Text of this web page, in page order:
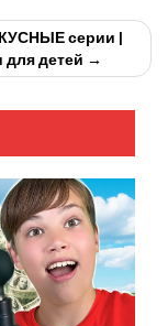
серии |
для детей →